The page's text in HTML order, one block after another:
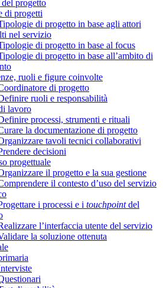
progetto
di progetti
di progetto in base agli attori
nel servizio
di progetto in base al focus
di progetto in base all’ambito di
ruoli e figure coinvolte
di progetto
ruoli e responsabilità
lavoro
processi, strumenti e rituali
la documentazione di progetto
tavoli tecnici collaborativi
decisioni
progettuale
il progetto e la sua gestione
il contesto d’uso del servizio
i processi e i touchpointdel
l’interfaccia utente del servizio
la soluzione ottenuta